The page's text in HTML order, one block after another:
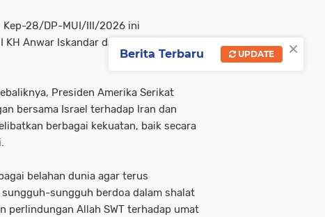
Kep-28/DP-MUI/III/2026 ini
Anwar Iskandar dan Sekjen MUI
Presiden Amerika Serikat
bersama Israel terhadap Iran dan
berbagai kekuatan, baik secara
belahan dunia agar terus
sungguh berdoa dalam shalat
perlindungan Allah SWT terhadap umat
×
Berita Terbaru UPDATE